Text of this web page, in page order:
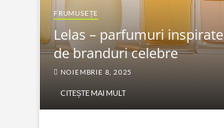
FRUMUSEȚE
Lelas – parfumuri inspirate
de branduri celebre
NOIEMBRIE 8, 2025
CITEȘTE MAI MULT